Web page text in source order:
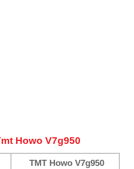
Howo V7g950
TMT Howo V7g950